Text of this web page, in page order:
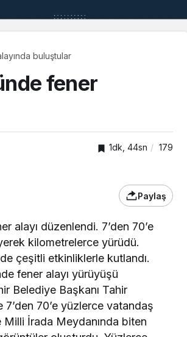
buluştular
fener
1dk, 44sn 179
Paylaş
alayı düzenlendi. 7’den 70’e
kilometrelerce yürüdü.
çeşitli etkinliklerle kutlandı.
fener alayı yürüyüşü
Belediye Başkanı Tahir
70’e yüzlerce vatandaş
İrada Meydanında biten
GENEL
Gebze Ticaret Odası
üyelerine yeni ihracat
kapıları aralıyor